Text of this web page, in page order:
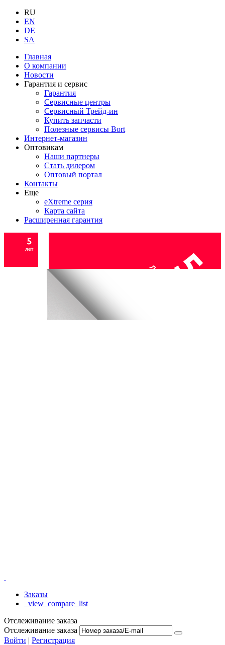
RU
EN
DE
SA
Главная
О компании
Новости
Гарантия и сервис
Гарантия
Сервисные центры
Сервисный Трейд-ин
Купить запчасти
Полезные сервисы Bort
Интернет-магазин
Оптовикам
Наши партнеры
Стать дилером
Оптовый портал
Контакты
Еще
eXtreme серия
Карта сайта
Расширенная гарантия
Заказы
_view_compare_list
Отслеживание заказа
Отслеживание заказа
Войти | Регистрация